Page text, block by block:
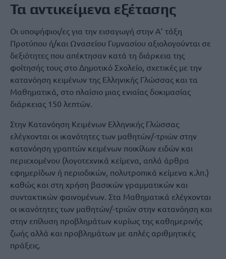
Τα αντικείμενα εξέτασης
Οι υποψήφιοι/ες για την εισαγωγή στην Α’ τάξη
Προτύπου ή/και Ωνασείου Γυμνασίου αξιολογούνται σε
δεξιότητες που απέκτησαν κατά τη διάρκεια της
φοίτησής τους στο Δημοτικό Σχολείο, σχετικές με την
κατανόηση κειμένων της Ελληνικής Γλώσσας και τα
Μαθηματικά, στο πλαίσιο μιας ενιαίας δοκιμασίας
διάρκειας 150 λεπτών.
Στην Κατανόηση Κειμένων Ελληνικής Γλώσσας
ελέγχονται οι ικανότητες των μαθητών/-τριών στην
κατανόηση γραπτών κειμένων ποικίλων ειδών και
περιεχομένου (λογοτεχνικά κείμενα, απλά άρθρα
εφημερίδων ή περιοδικών, πολυτροπικά κείμενα κ.λπ.)
καθώς και στη χρήση βασικών γραμματικών και
συντακτικών φαινομένων. Στα Μαθηματικά ελέγχονται
οι ικανότητες των μαθητών/-τριών στην κατανόηση και
στην επίλυση προβλημάτων κυρίως της καθημερινής
ζωής αλλά και προβλημάτων με απλές αριθμητικές
πράξεις.